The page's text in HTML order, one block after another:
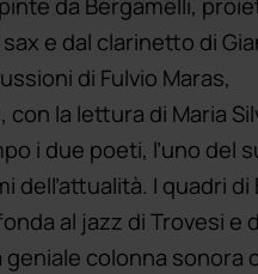
e dal clarinetto di
di Fulvio Maras,
la lettura di Maria
i due poeti, l’uno del
I quadri di
al jazz di Trovesi e
colonna sonora